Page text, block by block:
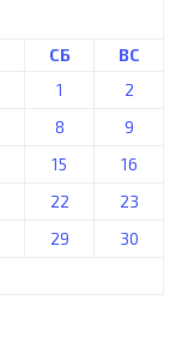
СБ
ВС
1
2
8
9
15
16
22
23
29
30